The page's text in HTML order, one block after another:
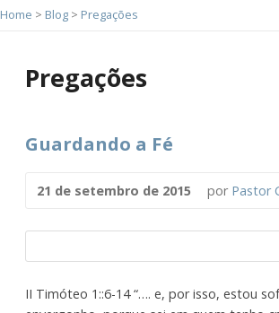
Home > Blog > Pregações
Pregações
Guardando a Fé
21 de setembro de 2015 por Pastor
II Timóteo 1::6-14 “…. e, por isso, estou